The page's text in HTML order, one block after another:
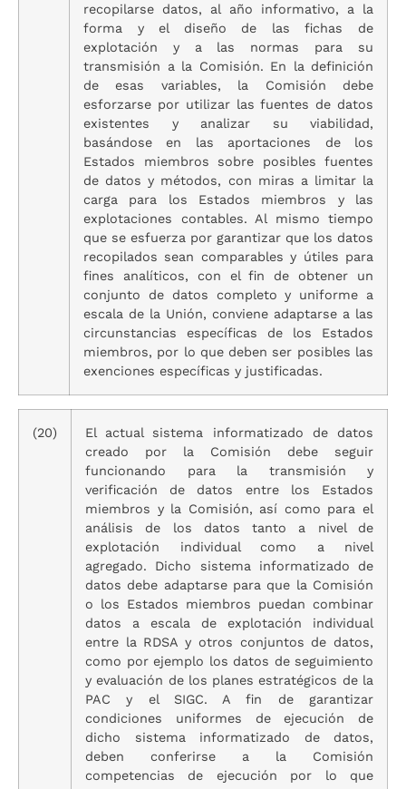
recopilarse datos, al año informativo, a la
forma y el diseño de las fichas de
explotación y a las normas para su
transmisión a la Comisión. En la definición
de esas variables, la Comisión debe
esforzarse por utilizar las fuentes de datos
existentes y analizar su viabilidad,
basándose en las aportaciones de los
Estados miembros sobre posibles fuentes
de datos y métodos, con miras a limitar la
carga para los Estados miembros y las
explotaciones contables. Al mismo tiempo
que se esfuerza por garantizar que los datos
recopilados sean comparables y útiles para
fines analíticos, con el fin de obtener un
conjunto de datos completo y uniforme a
escala de la Unión, conviene adaptarse a las
circunstancias específicas de los Estados
miembros, por lo que deben ser posibles las
exenciones específicas y justificadas.
(20)
El actual sistema informatizado de datos
creado por la Comisión debe seguir
funcionando para la transmisión y
verificación de datos entre los Estados
miembros y la Comisión, así como para el
análisis de los datos tanto a nivel de
explotación individual como a nivel
agregado. Dicho sistema informatizado de
datos debe adaptarse para que la Comisión
o los Estados miembros puedan combinar
datos a escala de explotación individual
entre la RDSA y otros conjuntos de datos,
como por ejemplo los datos de seguimiento
y evaluación de los planes estratégicos de la
PAC y el SIGC. A fin de garantizar
condiciones uniformes de ejecución de
dicho sistema informatizado de datos,
deben conferirse a la Comisión
competencias de ejecución por lo que